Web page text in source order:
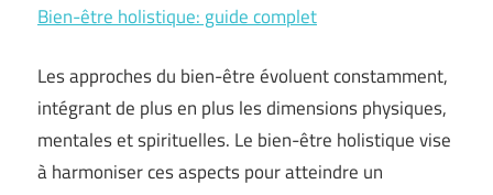
Bien-être holistique: guide complet
Les approches du bien-être évoluent constamment,
intégrant de plus en plus les dimensions physiques,
mentales et spirituelles. Le bien-être holistique vise
à harmoniser ces aspects pour atteindre un